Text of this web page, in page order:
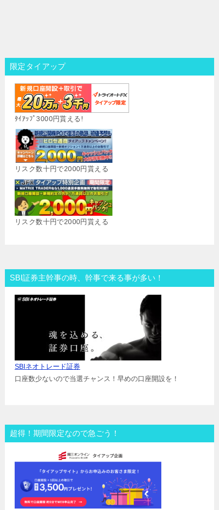
限定タイアップ
ﾀｲｱｯﾌﾟ3000円貰える!
リスク数十円で2000円貰える
リスク数十円で2000円貰える
SBI証券主幹事の時、幹事で来る事が多い！
SBIネオトレード証券
口座数少ないので当選チャンス！早めの口座開設を！
超得！期間限定なので急ごう！